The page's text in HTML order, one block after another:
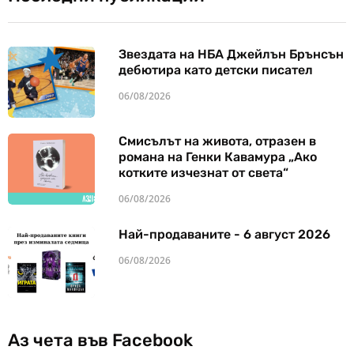
Звездата на НБА Джейлън Брънсън
дебютира като детски писател
06/08/2026
Смисълът на живота, отразен в
романа на Генки Кавамура „Ако
котките изчезнат от света“
06/08/2026
Най-продаваните - 6 август 2026
06/08/2026
Аз чета във Facebook